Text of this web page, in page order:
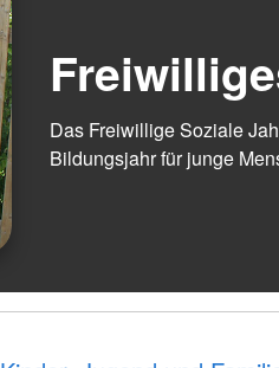
Das Freiwillige Soziale
Bildungsjahr für junge